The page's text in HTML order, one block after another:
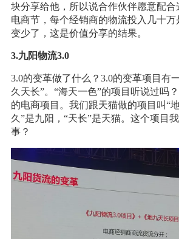
块分享给他，所以说合作伙伴愿意配
电商节，每个经销商的物流投入几十
变少了，这是价值分享的结果。
3.九阳物流3.0
3.0的变革做了什么？3.0的变革项目有
久天长”。“海天一色”的项目听说过吗
的电商项目。我们跟天猫做的项目叫“
久”是九阳，“天长”是天猫。这个项目
事？